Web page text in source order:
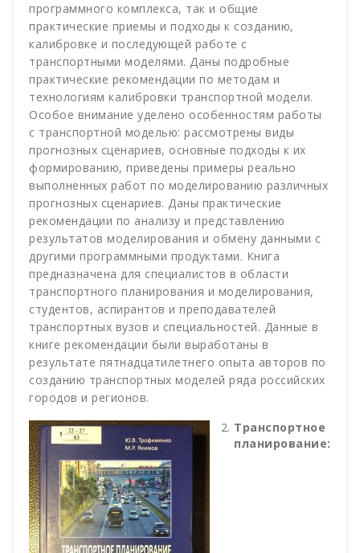
программного комплекса, так и общие
практические приемы и подходы к созданию,
калибровке и последующей работе с
транспортными моделями. Даны подробные
практические рекомендации по методам и
технологиям калибровки транспортной модели.
Особое внимание уделено особенностям работы
с транспортной моделью: рассмотрены виды
прогнозных сценариев, основные подходы к их
формированию, приведены примеры реально
выполненных работ по моделированию различных
прогнозных сценариев. Даны практические
рекомендации по анализу и представлению
результатов моделирования и обмену данными с
другими программными продуктами. Книга
предназначена для специалистов в области
транспортного планирования и моделирования,
студентов, аспирантов и преподавателей
транспортных вузов и специальностей. Данные в
книге рекомендации были выработаны в
результате пятнадцатилетнего опыта авторов по
созданию транспортных моделей ряда российских
городов и регионов.
Транспортное
планирование: